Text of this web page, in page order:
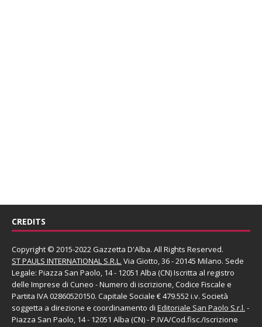
CREDITS
Copyright © 2015-2022 Gazzetta D'Alba. All Rights Reserved.
ST PAULS INTERNATIONAL S.R.L. Via Giotto, 36 - 20145 Milano. Sede
Legale: Piazza San Paolo, 14 - 12051 Alba (CN) Iscritta al registro
delle Imprese di Cuneo - Numero di iscrizione, Codice Fiscale e
Partita IVA 02860520150. Capitale Sociale € 479.552 i.v. Società
soggetta a direzione e coordinamento di Editoriale San Paolo S.r.l. -
Piazza San Paolo, 14 - 12051 Alba (CN) - P.IVA/Cod.fisc./Iscrizione